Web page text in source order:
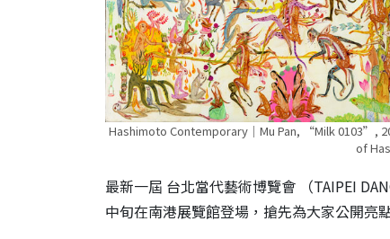
Hashimoto Contemporary｜Mu Pan, “Milk 0103”,
of
最新一屆 台北當代藝術博覽會 （TAIPEI
中旬在南港展覽館登場，搶先為大家公開亮